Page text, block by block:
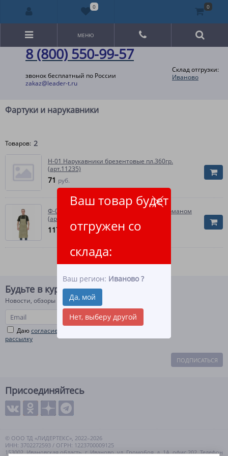
8 (800) 550-99-57
звонок бесплатный по России
zakaz@leader-t.ru
Склад отгрузки:
Иваново
Ваш товар будет
отгружен со
склада:
Ваш регион: Иваново ?
Да, мой
Нет, выберу другой
МЕНЮ
Фартуки и нарукавники
Товаров: 2
Н-01 Нарукавники брезентовые пл.360гр.
(арт.11235)
71 руб.
Ф-01 Фартук брезентовый пл.400гр. с карманом
(арт.11235)
117.80руб.
Будьте в курсе!
Новости, обзоры и акции
Даюсогласие на рекламную и информационную
рассылку
ПОДПИСАТЬСЯ
Присоединяйтесь
© ООО ТД «ЛИДЕРТЕКС», 2022–2026
ИНН: 3702272593 / ОГРН: 1223700009125
153002, Ивановская область, г. Иваново, ул. Громобоя, д. 1А, офис 202. Телефон
0 0